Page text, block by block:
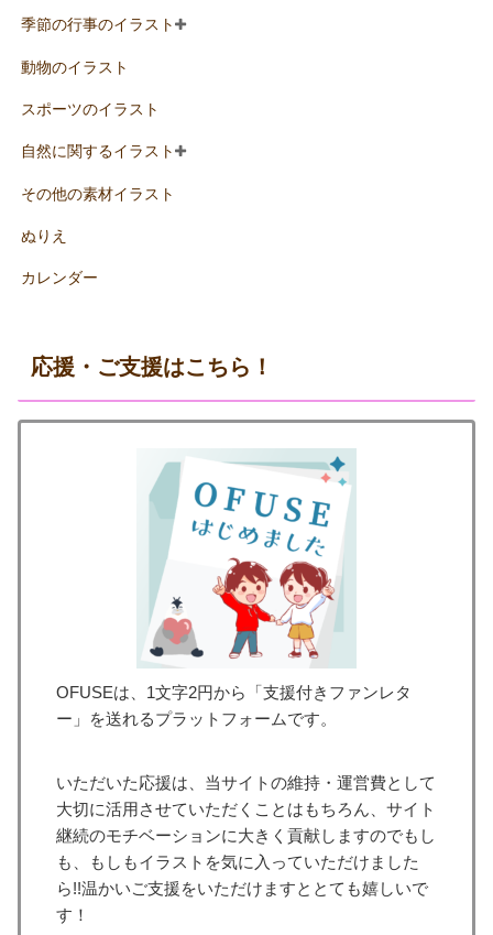
季節の行事のイラスト
動物のイラスト
スポーツのイラスト
自然に関するイラスト
その他の素材イラスト
ぬりえ
カレンダー
応援・ご支援はこちら！
OFUSEは、1文字2円から「支援付きファンレタ
ー」を送れるプラットフォームです。
いただいた応援は、当サイトの維持・運営費として
大切に活用させていただくことはもちろん、サイト
継続のモチベーションに大きく貢献しますのでもし
も、もしもイラストを気に入っていただけました
ら!!温かいご支援をいただけますととても嬉しいで
す！